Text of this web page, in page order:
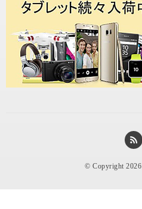
© Copyright 2026